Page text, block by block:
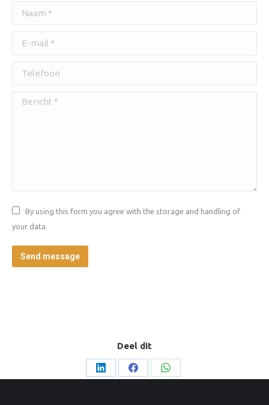
Naam *
E-mail *
Telefoon
Bericht *
By using this form you agree with the storage and handling of
your data.
Send message
Deel dit
Deel
Deel
Deel